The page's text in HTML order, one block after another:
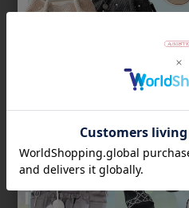
返品不可 50％OFF